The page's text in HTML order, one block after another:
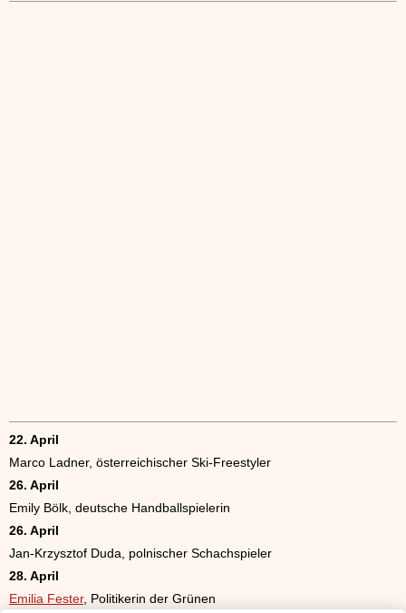
22. April
Marco Ladner, österreichischer Ski-Freestyler
26. April
Emily Bölk, deutsche Handballspielerin
26. April
Jan-Krzysztof Duda, polnischer Schachspieler
28. April
Emilia Fester, Politikerin der Grünen